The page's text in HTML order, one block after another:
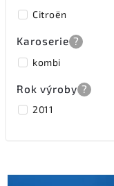
Citroën
Karoserie ?
kombi
Rok výroby ?
2011